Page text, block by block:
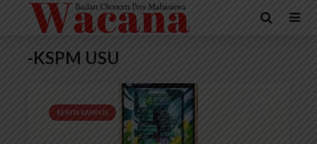
-KSPM USU
BERITA KAMPUS